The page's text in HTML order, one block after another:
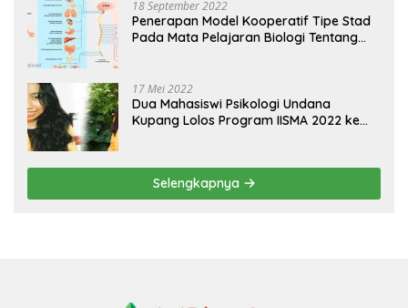
18 September 2022
Penerapan Model Kooperatif Tipe Stad
Pada Mata Pelajaran Biologi Tentang
17 Mei 2022
Dua Mahasiswi Psikologi Undana
Kupang Lolos Program IISMA 2022 ke
Selengkapnya